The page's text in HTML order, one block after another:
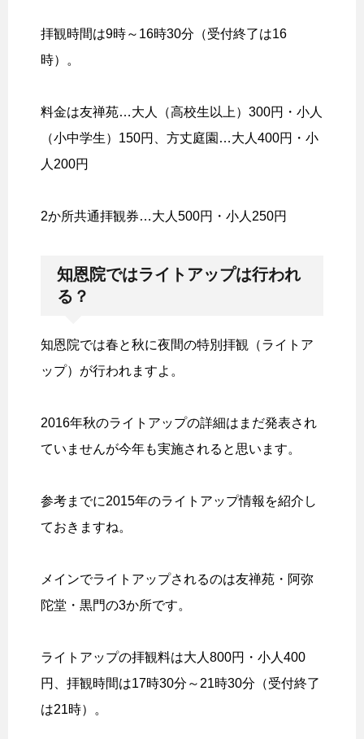
拝観時間は9時～16時30分（受付終了は16
時）。
料金は友禅苑…大人（高校生以上）300円・小人
（小中学生）150円、方丈庭園…大人400円・小
人200円
2か所共通拝観券…大人500円・小人250円
知恩院ではライトアップは行われ
る？
知恩院では春と秋に夜間の特別拝観（ライトア
ップ）が行われますよ。
2016年秋のライトアップの詳細はまだ発表され
ていませんが今年も実施されると思います。
参考までに2015年のライトアップ情報を紹介し
ておきますね。
メインでライトアップされるのは友禅苑・阿弥
陀堂・黒門の3か所です。
ライトアップの拝観料は大人800円・小人400
円、拝観時間は17時30分～21時30分（受付終了
は21時）。